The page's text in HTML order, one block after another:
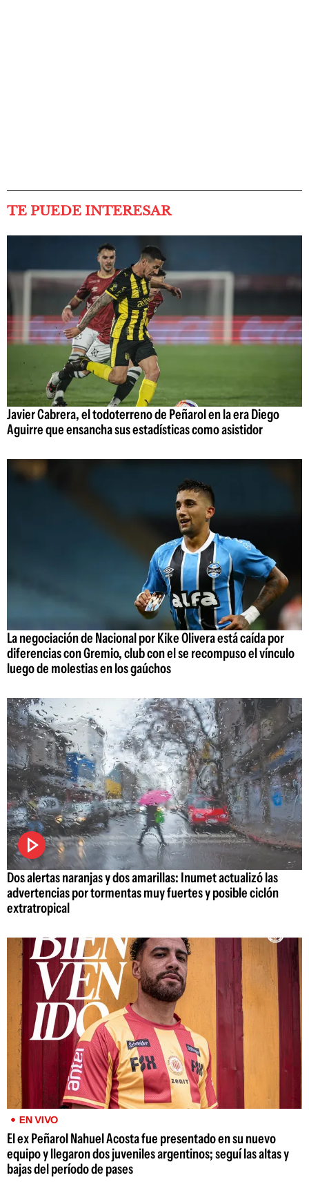
TE PUEDE INTERESAR
Javier Cabrera, el todoterreno de Peñarol en la era Diego
Aguirre que ensancha sus estadísticas como asistidor
La negociación de Nacional por Kike Olivera está caída por
diferencias con Gremio, club con el se recompuso el vínculo
luego de molestias en los gaúchos
Dos alertas naranjas y dos amarillas: Inumet actualizó las
advertencias por tormentas muy fuertes y posible ciclón
extratropical
EN VIVO
El ex Peñarol Nahuel Acosta fue presentado en su nuevo
equipo y llegaron dos juveniles argentinos; seguí las altas y
bajas del período de pases